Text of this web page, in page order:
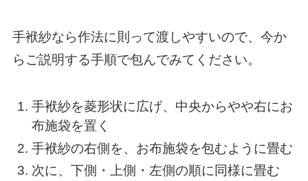
手袱紗なら作法に則って渡しやすいので、今か
らご説明する手順で包んでみてください。
手袱紗を菱形状に広げ、中央からやや右にお
布施袋を置く
手袱紗の右側を、お布施袋を包むように畳む
次に、下側・上側・左側の順に同様に畳む